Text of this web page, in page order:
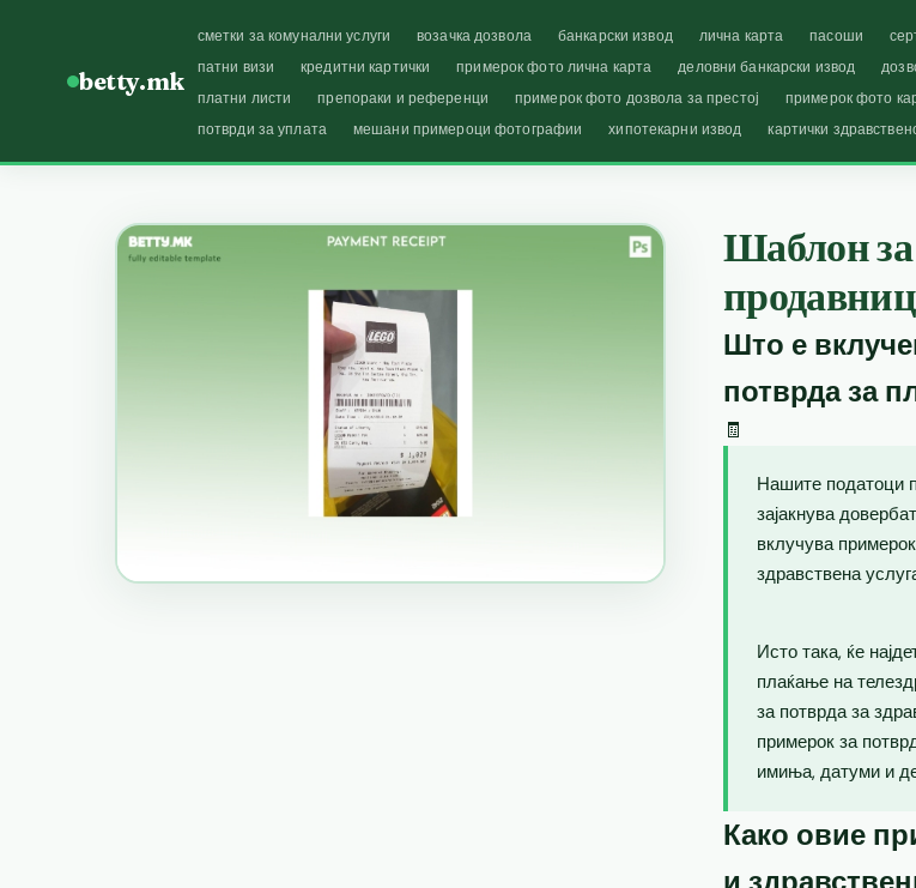
betty.mk
сметки за комунални услуги возачка дозвола банкарски извод лична карта пасоши
патни визи
кредитни картички примерок фото лична карта деловни банкарски извод
платни листи
препораки и референци примерок фото дозвола за престој примерок фото
потврди за уплата
мешани примероци фотографии хипотекарни извод картички
Шаблон за
Што е
потврда за
🧾
Нашите податоци
зајакнува
вклучува
здравствена
Исто така, ќе
плаќање на
за потврда за
примерок за
имиња, датуми и
Како овие